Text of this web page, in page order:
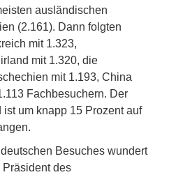
ausländischen
(2.161). Dann folgten
mit 1.323,
mit 1.320, die
mit 1.193, China
Fachbesuchern. Der
um knapp 15 Prozent auf
Besuches wundert
des